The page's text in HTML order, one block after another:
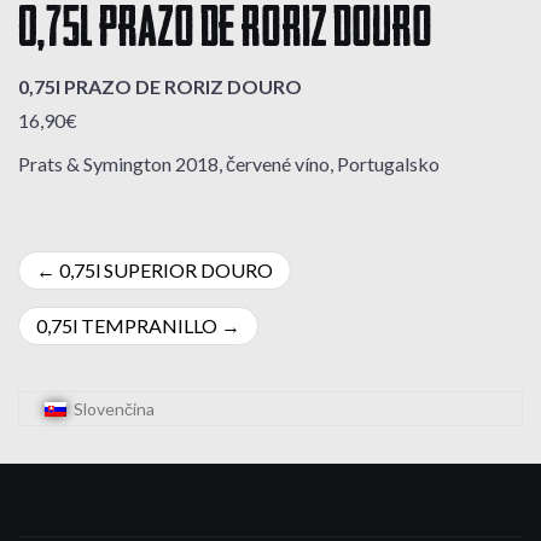
0,75l PRAZO DE RORIZ DOURO
0,75l PRAZO DE RORIZ DOURO
16,90€
Prats & Symington 2018, červené víno, Portugalsko
Navigácia
v
0,75l SUPERIOR DOURO
0,75l TEMPRANILLO
Slovenčina